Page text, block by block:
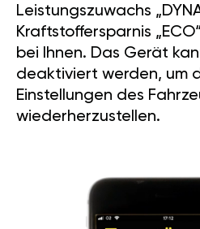
Leistungszuwachs
Kraftstoffersparnis
bei Ihnen. Das Gerät
deaktiviert werden, um
Einstellungen des
wiederherzustellen.